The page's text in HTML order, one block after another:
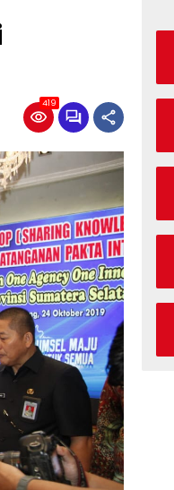
419